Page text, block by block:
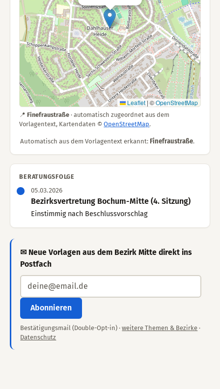
Leaflet | ©OpenStreetMap
📍Finefraustraße · automatisch zugeordnet aus dem
Vorlagentext, Kartendaten ©OpenStreetMap.
Automatisch aus dem Vorlagentext erkannt: Finefraustraße.
BERATUNGSFOLGE
05.03.2026
Bezirksvertretung Bochum-Mitte (4. Sitzung)
Einstimmig nach Beschlussvorschlag
✉ Neue Vorlagen aus dem Bezirk Mitte direkt ins
Postfach
Abonnieren
Bestätigungsmail (Double-Opt-in) ·weitere Themen & Bezirke ·
Datenschutz